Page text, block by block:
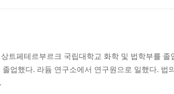
트페테르부르크 국립대학교 화학 및 법학부를
업했다. 라듐 연구소에서 연구원으로 일했다. 법